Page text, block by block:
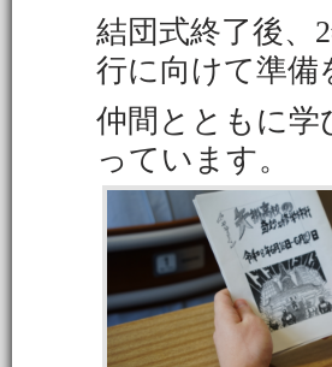
結団式終了後、
行に向けて準備
仲間とともに学
っています。